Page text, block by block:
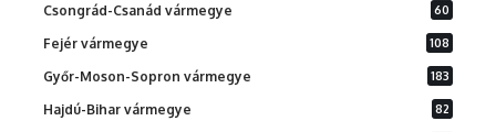
Csongrád-Csanád vármegye 60
Fejér vármegye 108
Győr-Moson-Sopron vármegye 183
Hajdú-Bihar vármegye 82